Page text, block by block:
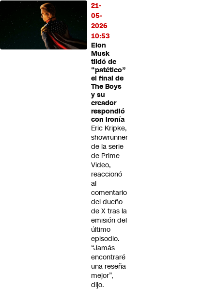
21-
05-
2026
10:53
Elon
Musk
tildó de
“patético”
el final de
The Boys
y su
creador
respondió
con ironía
Eric Kripke,
showrunner
de la serie
de Prime
Video,
reaccionó
al
comentario
del dueño
de X tras la
emisión del
último
episodio.
“Jamás
encontraré
una reseña
mejor”,
dijo.